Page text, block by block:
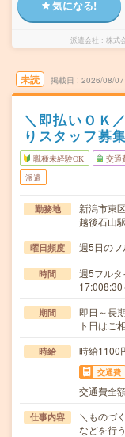
気になる!
派遣会社 株式
未読 掲載日 2026/08/07
＼即払いＯＫ
りスタッフ募集
職種未経験OK 交通
派遣
勤務地
新潟市東
越後石山
曜日頻度 週5日のフ
時間
週5フル
期間
即日～長
ト日はご
時給 時給
交通費
交通費全
仕事内容
＼ものづ
などを行